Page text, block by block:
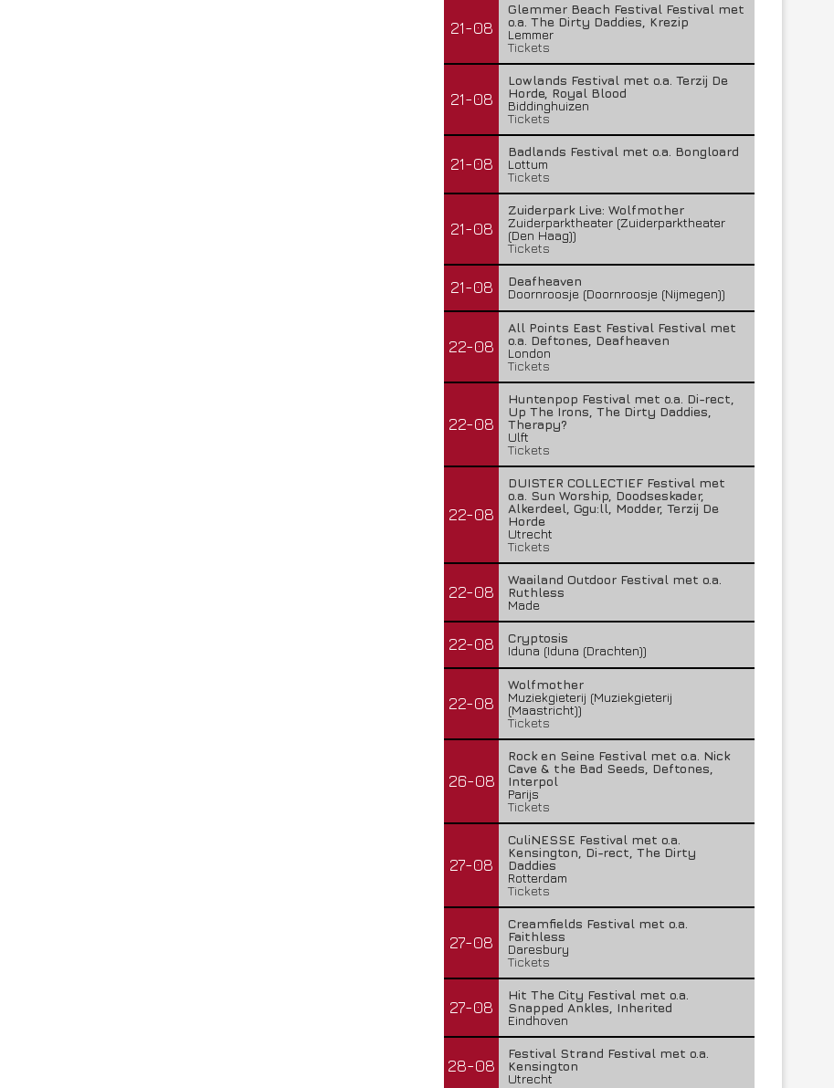
21-08
Glemmer Beach Festival Festival met
o.a. The Dirty Daddies, Krezip
Lemmer
Tickets
21-08
Lowlands Festival met o.a. Terzij De
Horde, Royal Blood
Biddinghuizen
Tickets
21-08
Badlands Festival met o.a. Bongloard
Lottum
Tickets
21-08
Zuiderpark Live: Wolfmother
Zuiderparktheater (Zuiderparktheater
(Den Haag))
Tickets
21-08
Deafheaven
Doornroosje (Doornroosje (Nijmegen))
22-08
All Points East Festival Festival met
o.a. Deftones, Deafheaven
London
Tickets
22-08
Huntenpop Festival met o.a. Di-rect,
Up The Irons, The Dirty Daddies,
Therapy?
Ulft
Tickets
22-08
DUISTER COLLECTIEF Festival met
o.a. Sun Worship, Doodseskader,
Alkerdeel, Ggu:ll, Modder, Terzij De
Horde
Utrecht
Tickets
22-08
Waailand Outdoor Festival met o.a.
Ruthless
Made
22-08
Cryptosis
Iduna (Iduna (Drachten))
22-08
Wolfmother
Muziekgieterij (Muziekgieterij
(Maastricht))
Tickets
26-08
Rock en Seine Festival met o.a. Nick
Cave & the Bad Seeds, Deftones,
Interpol
Parijs
Tickets
27-08
CuliNESSE Festival met o.a.
Kensington, Di-rect, The Dirty
Daddies
Rotterdam
Tickets
27-08
Creamfields Festival met o.a.
Faithless
Daresbury
Tickets
27-08
Hit The City Festival met o.a.
Snapped Ankles, Inherited
Eindhoven
28-08
Festival Strand Festival met o.a.
Kensington
Utrecht